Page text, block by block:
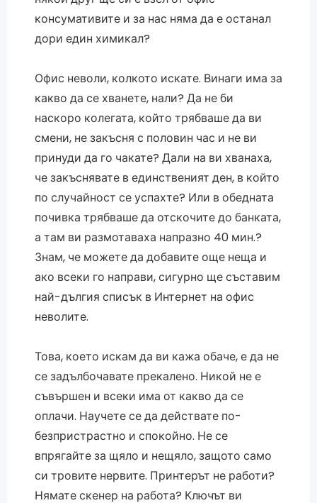
консумативите и за нас няма да е останал
дори един химикал?
Офис неволи, колкото искате. Винаги има за
какво да се хванете, нали? Да не би
наскоро колегата, който трябваше да ви
смени, не закъсня с половин час и не ви
принуди да го чакате? Дали на ви хванаха,
че закъснявате в единственият ден, в който
по случайност се успахте? Или в обедната
почивка трябваше да отскочите до банката,
а там ви размотаваха напразно 40 мин.?
Знам, че можете да добавите още неща и
ако всеки го направи, сигурно ще съставим
най-дългия списък в Интернет на офис
неволите.
Това, което искам да ви кажа обаче, е да не
се задълбочавате прекалено. Никой не е
съвършен и всеки има от какво да се
оплачи. Научете се да действате по-
безпристрастно и спокойно. Не се
впрягайте за щяло и нещяло, защото само
си тровите нервите. Принтерът не работи?
Нямате скенер на работа? Ключът ви